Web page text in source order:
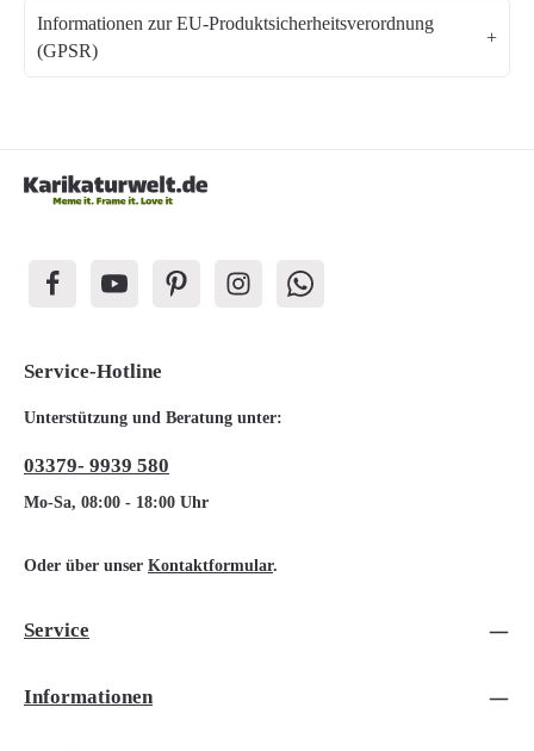
Informationen zur EU-Produktsicherheitsverordnung
(GPSR)
Service-Hotline
Unterstützung und Beratung unter:
03379- 9939 580
Mo-Sa, 08:00 - 18:00 Uhr
Oder über unser Kontaktformular.
Service
Informationen